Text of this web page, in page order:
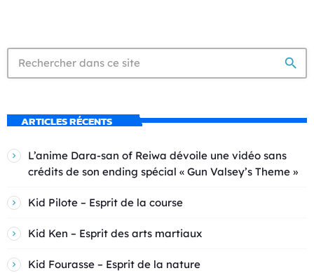
search
ARTICLES RÉCENTS
L’anime Dara-san of Reiwa dévoile une vidéo sans
crédits de son ending spécial « Gun Valsey’s Theme »
Kid Pilote – Esprit de la course
Kid Ken – Esprit des arts martiaux
Kid Fourasse – Esprit de la nature